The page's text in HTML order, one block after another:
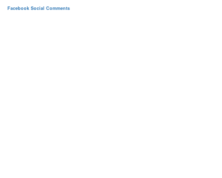
Facebook Social Comments